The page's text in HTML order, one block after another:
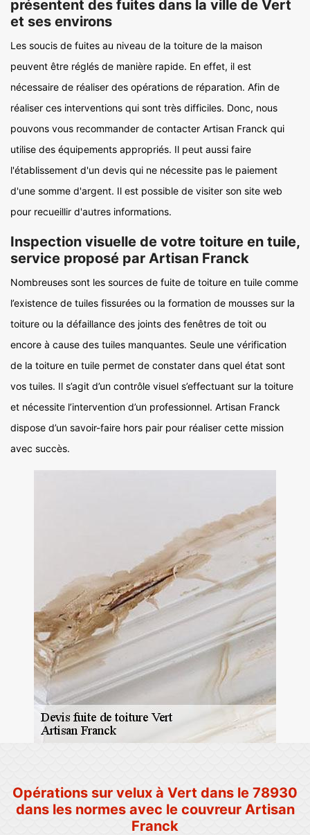
présentent des fuites dans la ville de Vert
et ses environs
Les soucis de fuites au niveau de la toiture de la maison
peuvent être réglés de manière rapide. En effet, il est
nécessaire de réaliser des opérations de réparation. Afin de
réaliser ces interventions qui sont très difficiles. Donc, nous
pouvons vous recommander de contacter Artisan Franck qui
utilise des équipements appropriés. Il peut aussi faire
l'établissement d'un devis qui ne nécessite pas le paiement
d'une somme d'argent. Il est possible de visiter son site web
pour recueillir d'autres informations.
Inspection visuelle de votre toiture en tuile,
service proposé par Artisan Franck
Nombreuses sont les sources de fuite de toiture en tuile comme
l’existence de tuiles fissurées ou la formation de mousses sur la
toiture ou la défaillance des joints des fenêtres de toit ou
encore à cause des tuiles manquantes. Seule une vérification
de la toiture en tuile permet de constater dans quel état sont
vos tuiles. Il s’agit d’un contrôle visuel s’effectuant sur la toiture
et nécessite l’intervention d’un professionnel. Artisan Franck
dispose d’un savoir-faire hors pair pour réaliser cette mission
avec succès.
Opérations sur velux à Vert dans le 78930
dans les normes avec le couvreur Artisan
Franck